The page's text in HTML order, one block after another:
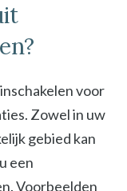
voor
Zowel in uw
gebied kan
een
Voorbeelden